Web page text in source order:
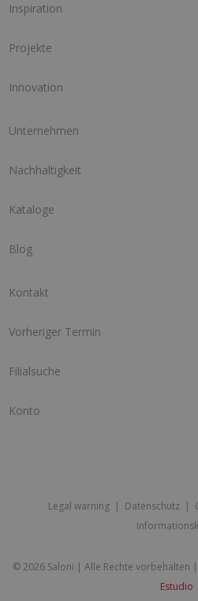
Inspiration
Projekte
Innovation
Unternehmen
Nachhaltigkeit
Kataloge
Blog
Kontakt
Vorheriger Termin
Filialsuche
Konto
Legal warning| Datenschutz|
©2026 Saloni | Alle Rechte vorbehalten
Estudio